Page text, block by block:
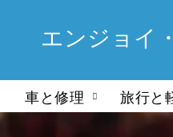
エンジョイ
車と修理 旅行と